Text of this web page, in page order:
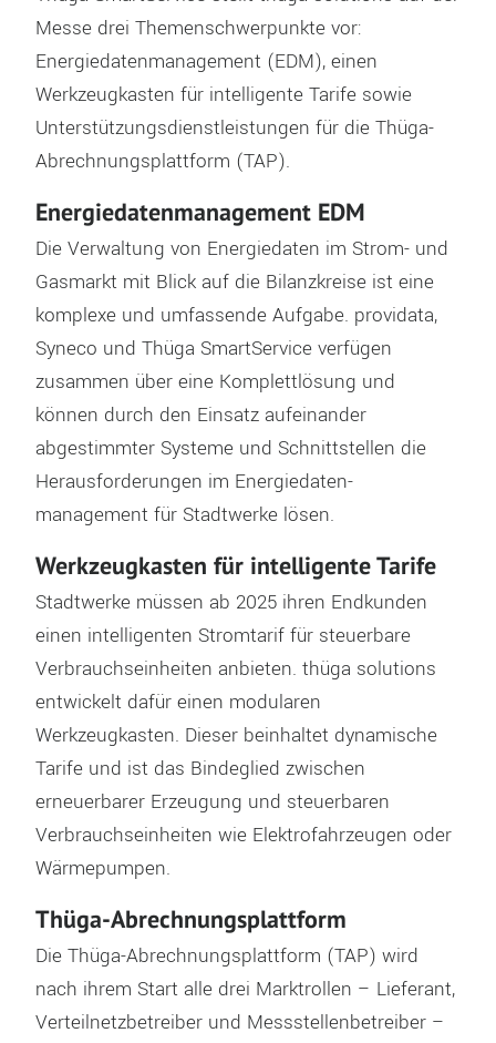
Messe drei Themenschwerpunkte vor:
Energiedatenmanagement (EDM), einen
Werkzeugkasten für intelligente Tarife sowie
Unterstützungsdienstleistungen für die Thüga-
Abrechnungsplattform (TAP).
Energiedatenmanagement EDM
Die Verwaltung von Energiedaten im Strom- und
Gasmarkt mit Blick auf die Bilanzkreise ist eine
komplexe und umfassende Aufgabe. providata,
Syneco und Thüga SmartService verfügen
zusammen über eine Komplettlösung und
können durch den Einsatz aufeinander
abgestimmter Systeme und Schnittstellen die
Herausforderungen im Energiedaten-
management für Stadtwerke lösen.
Werkzeugkasten für intelligente Tarife
Stadtwerke müssen ab 2025 ihren Endkunden
einen intelligenten Stromtarif für steuerbare
Verbrauchseinheiten anbieten. thüga solutions
entwickelt dafür einen modularen
Werkzeugkasten. Dieser beinhaltet dynamische
Tarife und ist das Bindeglied zwischen
erneuerbarer Erzeugung und steuerbaren
Verbrauchseinheiten wie Elektrofahrzeugen oder
Wärmepumpen.
Thüga-Abrechnungsplattform
Die Thüga-Abrechnungsplattform (TAP) wird
nach ihrem Start alle drei Marktrollen – Lieferant,
Verteilnetzbetreiber und Messstellenbetreiber –